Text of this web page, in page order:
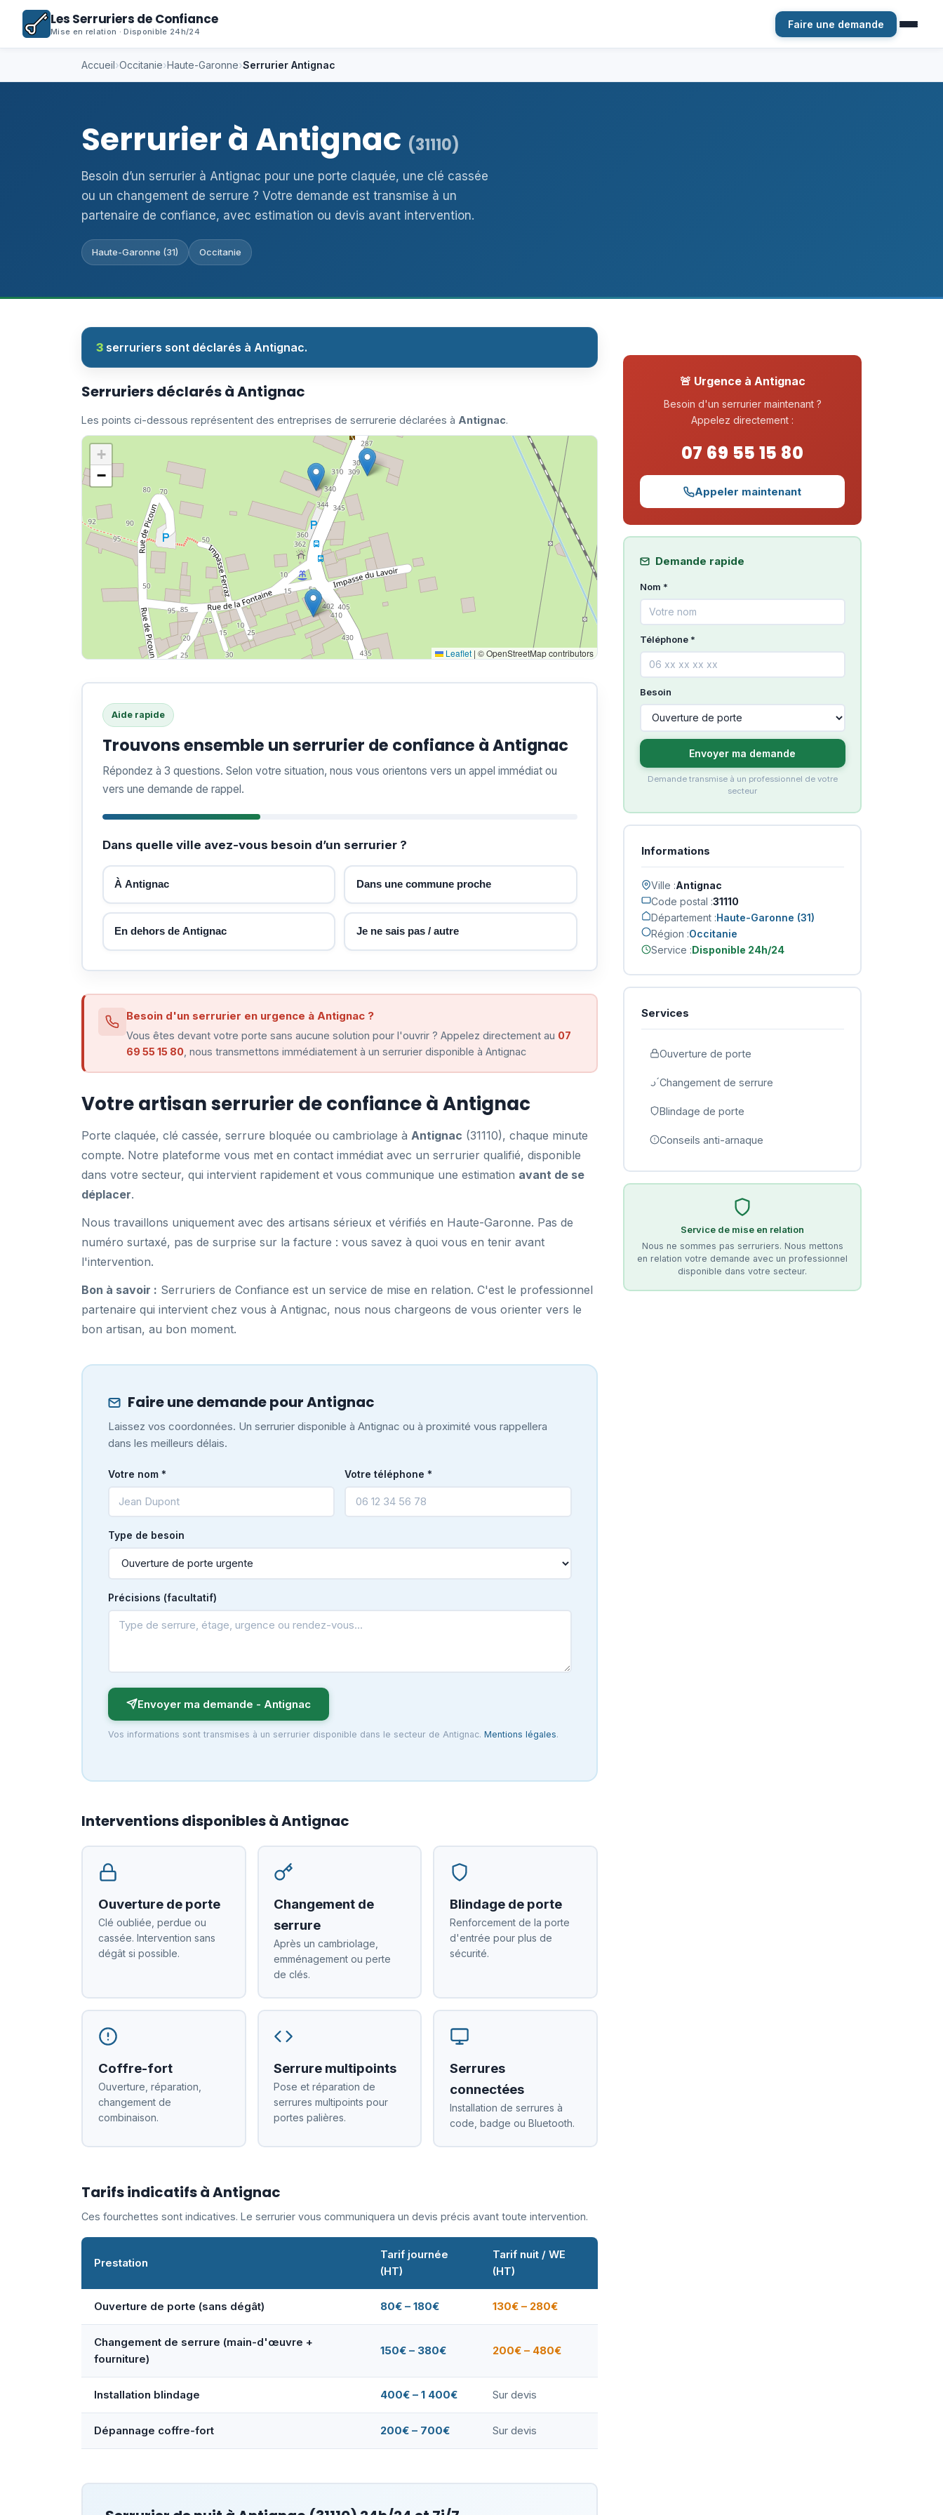
Les Serruriers de Confiance
Mise en relation · Disponible 24h/24
Faire une demande
Accueil›Occitanie›Haute-Garonne›Serrurier Antignac
Serrurier à Antignac (31110)
Besoin d’un serrurier à Antignac pour une porte claquée, une clé cassée
ou un changement de serrure ? Votre demande est transmise à un
partenaire de confiance, avec estimation ou devis avant intervention.
Haute-Garonne (31) Occitanie
3 serruriers sont déclarés à Antignac.
Serruriers déclarés à Antignac
Les points ci-dessous représentent des entreprises de serrurerie déclarées à Antignac.
+
−
Leaflet | © OpenStreetMap contributors
Aide rapide
Trouvons ensemble un serrurier de confiance à Antignac
Répondez à 3 questions. Selon votre situation, nous vous orientons vers un appel immédiat ou
vers une demande de rappel.
Dans quelle ville avez-vous besoin d’un serrurier ?
À Antignac Dans une commune proche
En dehors de Antignac Je ne sais pas / autre
Besoin d'un serrurier en urgence à Antignac ?
Vous êtes devant votre porte sans aucune solution pour l'ouvrir ? Appelez directement au 07
69 55 15 80 , nous transmettons immédiatement à un serrurier disponible à Antignac
Votre artisan serrurier de confiance à Antignac
Porte claquée, clé cassée, serrure bloquée ou cambriolage à Antignac (31110), chaque minute
compte. Notre plateforme vous met en contact immédiat avec un serrurier qualifié, disponible
dans votre secteur, qui intervient rapidement et vous communique une estimation avant de se
déplacer.
Nous travaillons uniquement avec des artisans sérieux et vérifiés en Haute-Garonne. Pas de
numéro surtaxé, pas de surprise sur la facture : vous savez à quoi vous en tenir avant
l'intervention.
Bon à savoir : Serruriers de Confiance est un service de mise en relation. C'est le professionnel
partenaire qui intervient chez vous à Antignac, nous nous chargeons de vous orienter vers le
bon artisan, au bon moment.
Faire une demande pour Antignac
Laissez vos coordonnées. Un serrurier disponible à Antignac ou à proximité vous rappellera
dans les meilleurs délais.
Votre nom * Votre téléphone *
Type de besoin
Précisions (facultatif)
Envoyer ma demande - Antignac
Vos informations sont transmises à un serrurier disponible dans le secteur de Antignac. Mentions légales.
Interventions disponibles à Antignac
Ouverture de porte
Clé oubliée, perdue ou
cassée. Intervention sans
dégât si possible.
Changement de
serrure
Après un cambriolage,
emménagement ou perte
de clés.
Blindage de porte
Renforcement de la porte
d'entrée pour plus de
sécurité.
Coffre-fort
Ouverture, réparation,
changement de
combinaison.
Serrure multipoints
Pose et réparation de
serrures multipoints pour
portes palières.
Serrures
connectées
Installation de serrures à
code, badge ou Bluetooth.
Tarifs indicatifs à Antignac
Ces fourchettes sont indicatives. Le serrurier vous communiquera un devis précis avant toute intervention.
Prestation
Tarif journée
(HT)
Tarif nuit / WE
(HT)
Ouverture de porte (sans dégât) 80€ – 180€ 130€ – 280€
Changement de serrure (main-d'œuvre +
fourniture)
150€ – 380€ 200€ – 480€
Installation blindage 400€ – 1 400€ Sur devis
Dépannage coffre-fort 200€ – 700€ Sur devis
🚨 Urgence à Antignac
Besoin d'un serrurier maintenant ?
Appelez directement :
07 69 55 15 80
Appeler maintenant
Demande rapide
Nom *
Téléphone *
Besoin
Envoyer ma demande
Demande transmise à un professionnel de votre
secteur
Informations
Ville :Antignac
Code postal :31110
Département :Haute-Garonne (31)
Région :Occitanie
Service :Disponible 24h/24
Services
Ouverture de porte
Changement de serrure
Blindage de porte
Conseils anti-arnaque
Service de mise en relation
Nous ne sommes pas serruriers. Nous mettons
en relation votre demande avec un professionnel
disponible dans votre secteur.